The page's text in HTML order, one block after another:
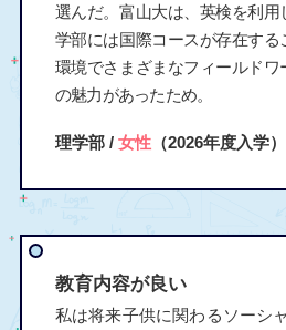
選んだ。富山大は、英検を利
学部には国際コースが存在する
環境でさまざまなフィールド
の魅力があったため。
理学部 / 女性（2026年度入学）
教育内容が良い
私は将来子供に関わるソーシ